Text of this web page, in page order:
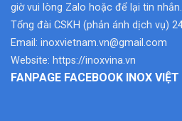
giờ vui lòng Zalo hoặc để lại tin nhắn.
Tổng đài CSKH (phản ánh dịch vụ)
Email: inoxvietnam.vn@gmail.com
Website: https://inoxvina.vn
FANPAGE FACEBOOK INOX